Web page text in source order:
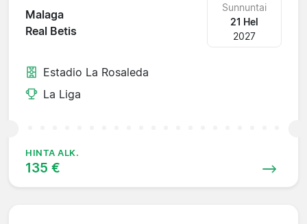
Malaga
Real Betis
Sunnuntai
21 Hel
2027
Estadio La Rosaleda
La Liga
HINTA ALK.
135 €